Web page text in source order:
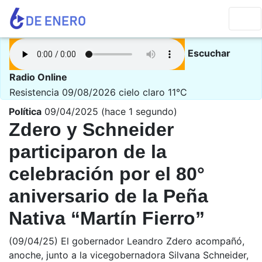
Escuchar
Radio Online
Resistencia 09/08/2026 cielo claro 11°C
Política 09/04/2025 (hace 1 segundo)
Zdero y Schneider
participaron de la
celebración por el 80°
aniversario de la Peña
Nativa “Martín Fierro”
(09/04/25) El gobernador Leandro Zdero acompañó,
anoche, junto a la vicegobernadora Silvana Schneider,